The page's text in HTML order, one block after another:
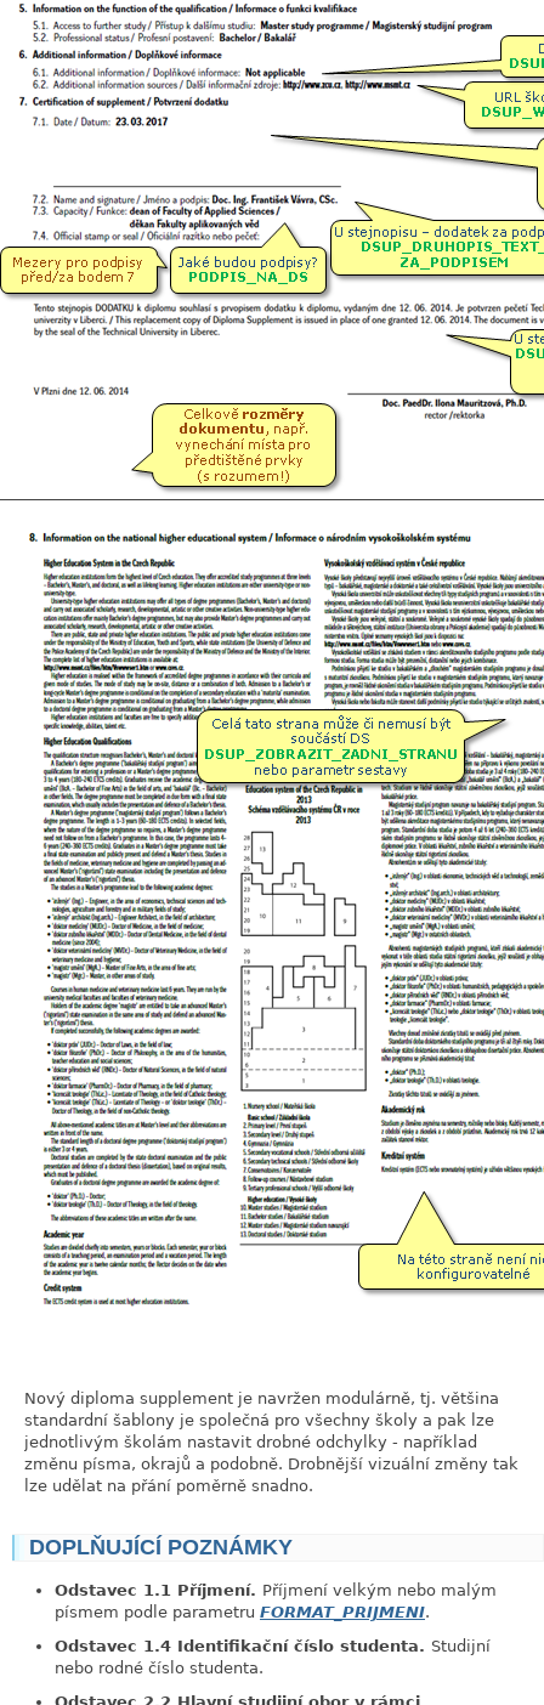
Nový diploma supplement je navržen modulárně, tj. většina
standardní šablony je společná pro všechny školy a pak lze
jednotlivým školám nastavit drobné odchylky - například
změnu písma, okrajů a podobně. Drobnější vizuální změny tak
lze udělat na přání poměrně snadno.
DOPLŇUJÍCÍ POZNÁMKY
Odstavec 1.1 Příjmení. Příjmení velkým nebo malým
písmem podle parametru FORMAT_PRIJMENI.
Odstavec 1.4 Identifikační číslo studenta. Studijní
nebo rodné číslo studenta.